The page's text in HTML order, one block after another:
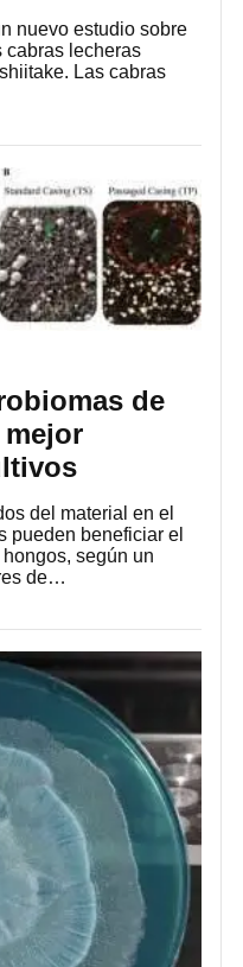
nuevo estudio sobre
cabras lecheras
Las cabras
de
del material en el
pueden beneficiar el
según un
de…